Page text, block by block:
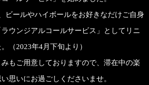
ビールやハイボールをお好きなだけご自身
ウンジアルコールサービス」としてリニ
（2023年4月下旬より）
もご用意しておりますので、滞在中の楽
思いにお過ごしくださいませ。